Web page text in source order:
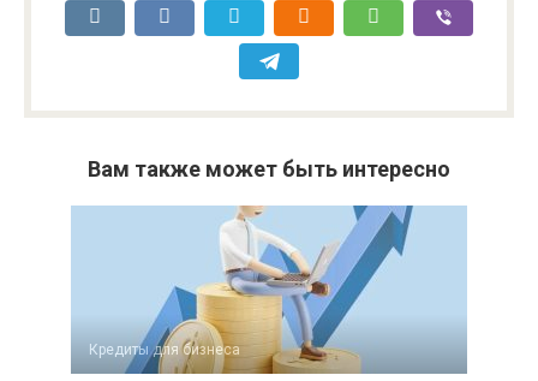
Вам также может быть интересно
Кредиты для бизнеса